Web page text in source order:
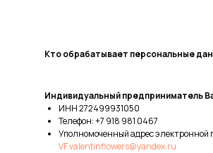
Кто обрабатывает персональные
Индивидуальный предприниматель
ИНН 272499931050
Телефон: +7 918 981 0467
Уполномоченный адрес электронной
VF.valentinflowers@yandex.ru